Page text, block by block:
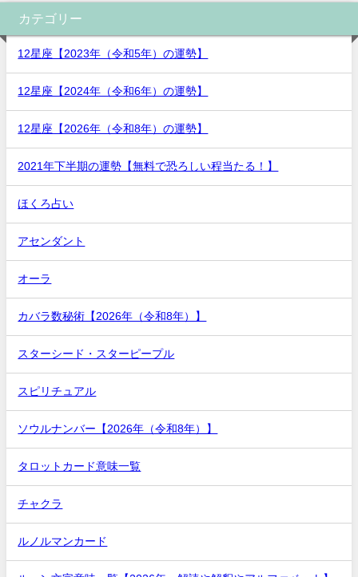
カテゴリー
12星座【2023年（令和5年）の運勢】
12星座【2024年（令和6年）の運勢】
12星座【2026年（令和8年）の運勢】
2021年下半期の運勢【無料で恐ろしい程当たる！】
ほくろ占い
アセンダント
オーラ
カバラ数秘術【2026年（令和8年）】
スターシード・スターピープル
スピリチュアル
ソウルナンバー【2026年（令和8年）】
タロットカード意味一覧
チャクラ
ルノルマンカード